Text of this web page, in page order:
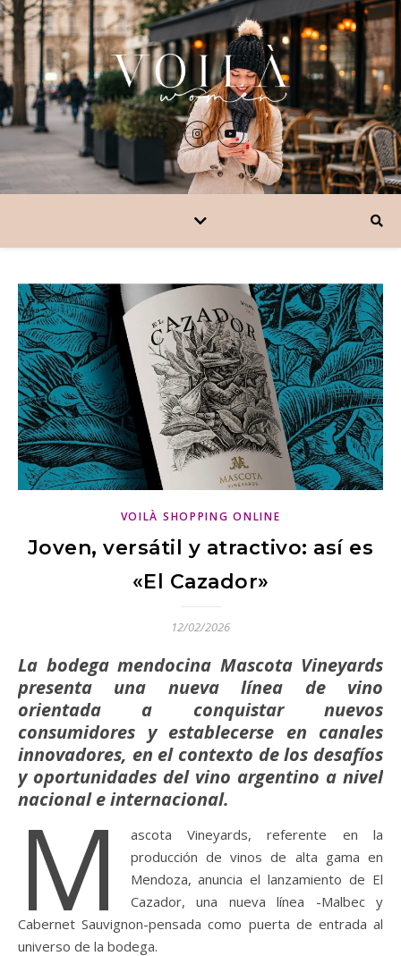
VOILÀ SHOPPING ONLINE
Joven, versátil y atractivo: así es
«El Cazador»
12/02/2026
La bodega mendocina Mascota Vineyards
presenta una nueva línea de vino
orientada a conquistar nuevos
consumidores y establecerse en canales
innovadores, en el contexto de los desafíos
y oportunidades del vino argentino a nivel
nacional e internacional.
M
ascota Vineyards, referente en la
producción de vinos de alta gama en
Mendoza, anuncia el lanzamiento de El
Cazador, una nueva línea -Malbec y
Cabernet Sauvignon-pensada como puerta de entrada al
universo de la bodega.